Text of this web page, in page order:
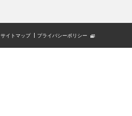
サイトマップ プライバシーポリシー